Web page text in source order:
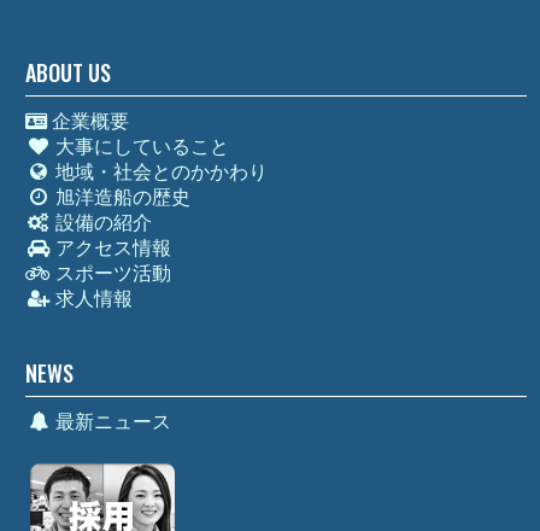
ABOUT US
企業概要
大事にしていること
地域・社会とのかかわり
旭洋造船の歴史
設備の紹介
アクセス情報
スポーツ活動
求人情報
NEWS
最新ニュース